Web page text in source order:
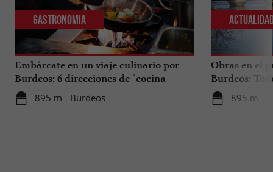
Embárcate en un viaje culinario por
Burdeos: 6 direcciones de "cocina
internacional"
895 m - Burdeos
Gastronomia
Obras en el
Burdeos:
tus viajes en
895 m -